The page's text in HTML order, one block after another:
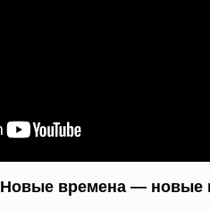
Новые времена — новые